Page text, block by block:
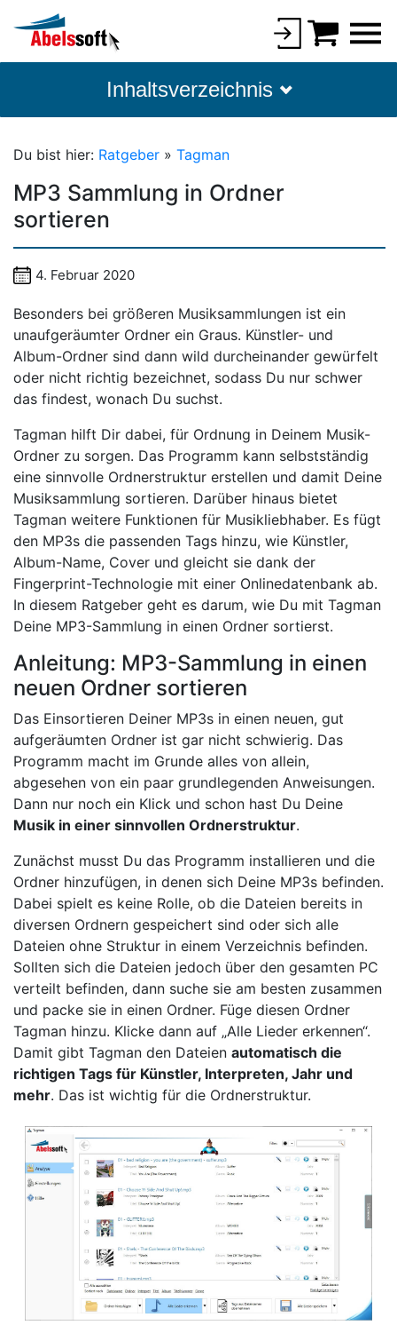
Inhaltsverzeichnis
Du bist hier: Ratgeber » Tagman
MP3 Sammlung in Ordner
sortieren
4. Februar 2020
Besonders bei größeren Musiksammlungen ist ein
unaufgeräumter Ordner ein Graus. Künstler- und
Album-Ordner sind dann wild durcheinander gewürfelt
oder nicht richtig bezeichnet, sodass Du nur schwer
das findest, wonach Du suchst.
Tagman hilft Dir dabei, für Ordnung in Deinem Musik-
Ordner zu sorgen. Das Programm kann selbstständig
eine sinnvolle Ordnerstruktur erstellen und damit Deine
Musiksammlung sortieren. Darüber hinaus bietet
Tagman weitere Funktionen für Musikliebhaber. Es fügt
den MP3s die passenden Tags hinzu, wie Künstler,
Album-Name, Cover und gleicht sie dank der
Fingerprint-Technologie mit einer Onlinedatenbank ab.
In diesem Ratgeber geht es darum, wie Du mit Tagman
Deine MP3-Sammlung in einen Ordner sortierst.
Anleitung: MP3-Sammlung in einen
neuen Ordner sortieren
Das Einsortieren Deiner MP3s in einen neuen, gut
aufgeräumten Ordner ist gar nicht schwierig. Das
Programm macht im Grunde alles von allein,
abgesehen von ein paar grundlegenden Anweisungen.
Dann nur noch ein Klick und schon hast Du Deine
Musik in einer sinnvollen Ordnerstruktur.
Zunächst musst Du das Programm installieren und die
Ordner hinzufügen, in denen sich Deine MP3s befinden.
Dabei spielt es keine Rolle, ob die Dateien bereits in
diversen Ordnern gespeichert sind oder sich alle
Dateien ohne Struktur in einem Verzeichnis befinden.
Sollten sich die Dateien jedoch über den gesamten PC
verteilt befinden, dann suche sie am besten zusammen
und packe sie in einen Ordner. Füge diesen Ordner
Tagman hinzu. Klicke dann auf „Alle Lieder erkennen“.
Damit gibt Tagman den Dateien automatisch die
richtigen Tags für Künstler, Interpreten, Jahr und
mehr. Das ist wichtig für die Ordnerstruktur.